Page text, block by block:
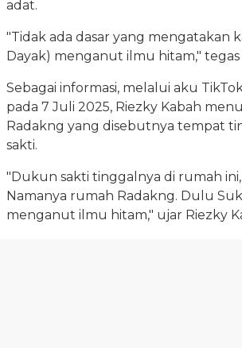
adat.
"Tidak ada dasar yang mengatakan
Dayak) menganut ilmu hitam," tegas
Sebagai informasi, melalui aku
pada 7 Juli 2025, Riezky Kabah
Radakng yang disebutnya tempat
sakti.
"Dukun sakti tinggalnya di rumah
Namanya rumah Radakng. Dulu
menganut ilmu hitam," ujar Riezky